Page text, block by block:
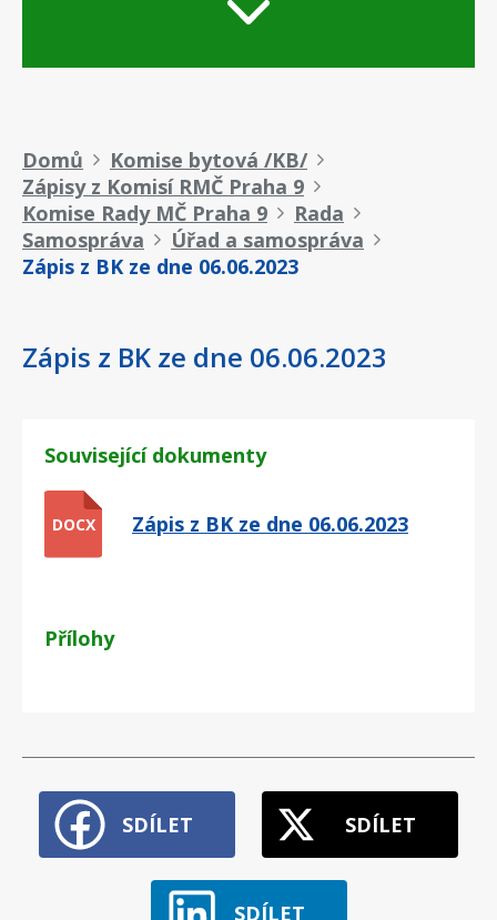
Drobečková
navigace
Domů
Komise bytová /KB/
Zápisy z Komisí RMČ Praha 9
Komise Rady MČ Praha 9
Rada
Samospráva
Úřad a samospráva
Zápis z BK ze dne 06.06.2023
Zápis z BK ze dne 06.06.2023
Související dokumenty
DOCX Zápis z BK ze dne 06.06.2023
Přílohy
SDÍLET SDÍLET
SDÍLET